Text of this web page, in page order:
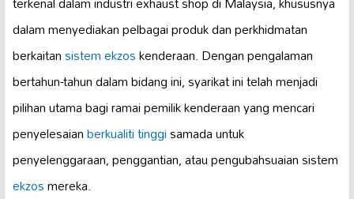
dalam menyediakan pelbagai produk dan perkhidmatan
berkaitansistem ekzoskenderaan. Dengan pengalaman
bertahun-tahun dalam bidang ini, syarikat ini telah menjadi
pilihan utama bagi ramai pemilik kenderaan yang mencari
penyelesaianberkualiti tinggisamada untuk
penyelenggaraan, penggantian, atau pengubahsuaian sistem
ekzosmereka.